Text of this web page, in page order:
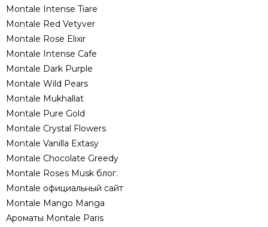
Montale Intense Tiare
Montale Red Vetyver
Montale Rose Elixir
Montale Intense Cafe
Montale Dark Purple
Montale Wild Pears
Montale Mukhallat
Montale Pure Gold
Montale Crystal Flowers
Montale Vanilla Extasy
Montale Chocolate Greedy
Montale Roses Musk блог.
Montale официальный сайт
Montale Mango Manga
Ароматы Montale Paris